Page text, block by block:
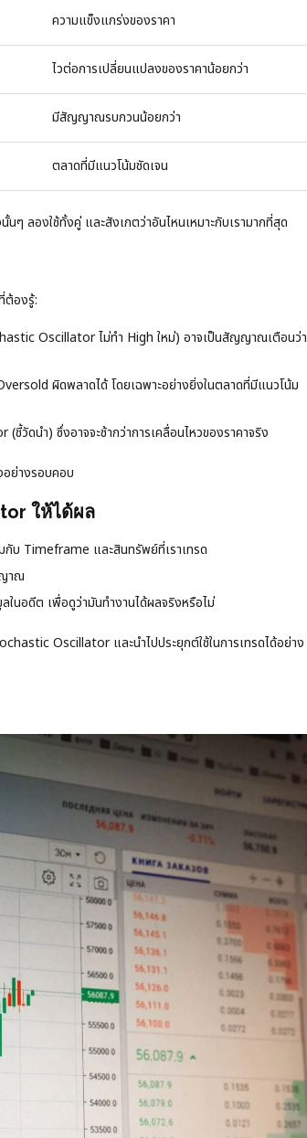
ความแข็งแกร่งของราคา
ไวต่อการเปลี่ยนแปลงของราคาน้อยกว่า
มีสัญญาณรบกวนน้อยกว่า
ตลาดที่มีแนวโน้มชัดเจน
ๆ ลองใช้ทั้งคู่ และสังเกตว่าอันไหนเหมาะกับเรามากที่สุด
ต้องรู้:
Oscillator ไม่ทำ High ใหม่) อาจเป็นสัญญาณเตือนว่า
ผิดพลาดได้ โดยเฉพาะอย่างยิ่งในตลาดที่มีแนวโน้ม
ดนำ) ซึ่งอาจจะช้ากว่าการเคลื่อนไหวของราคาจริง
ย่างรอบคอบ
ให้ได้ผล
บ Timeframe และสินทรัพย์ที่เราเทรด
าณ
อดีต เพื่อดูว่ามันทำงานได้ผลจริงหรือไม่
Oscillator และนำไปประยุกต์ใช้ในการเทรดได้อย่าง